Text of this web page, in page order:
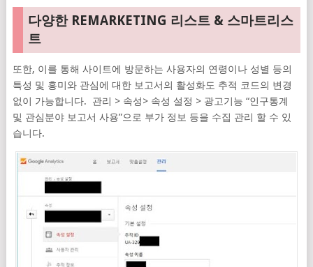
다양한 REMARKETING 리스트 & 스마트리스
트
또한, 이를 통해 사이트에 방문하는 사용자의 연령이나 성별 등의
특성 및 흥미와 관심에 대한 보고서의 활성화도 추적 코드의 변경
없이 가능합니다. 관리 > 속성> 속성 설정 > 광고기능 “인구통계
및 관심분야 보고서 사용”으로 부가 정보 등을 수집 관리 할 수​​ 있
습니다.